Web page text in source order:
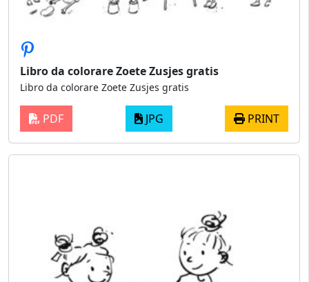
Libro da colorare Zoete Zusjes gratis
Libro da colorare Zoete Zusjes gratis
PDF JPG PRINT